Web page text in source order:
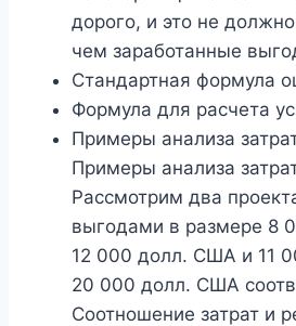
дорого, и это не
чем заработанные
Стандартная формула
Формула для расчета
Примеры анализа
Примеры анализа
Рассмотрим два
выгодами в размере 8
12 000 долл. США и 11
20 000 долл. США
Соотношение затрат и